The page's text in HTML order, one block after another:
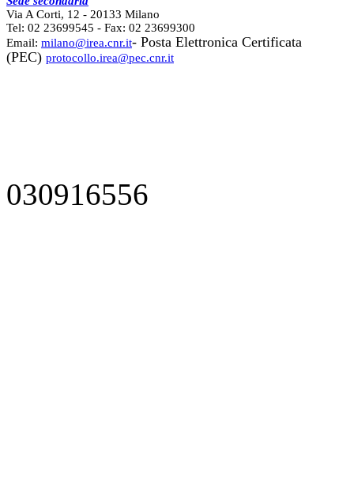
Via A Corti, 12 - 20133 Milano
Tel: 02 23699545 - Fax: 02 23699300
Email: milano@irea.cnr.it- Posta Elettronica Certificata
(PEC) protocollo.irea@pec.cnr.it
030916556